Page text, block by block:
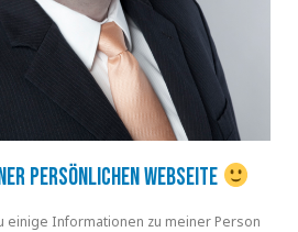
persönlichen Webseite
einige Informationen zu meiner Person